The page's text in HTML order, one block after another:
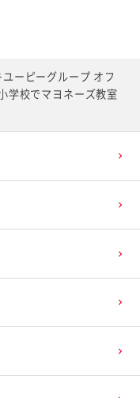
ユーピーグループ オフ
学校でマヨネーズ教室